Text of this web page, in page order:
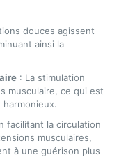
douces agissent
ainsi la
: La stimulation
musculaire, ce qui est
facilitant la circulation
musculaires,
à une guérison plus